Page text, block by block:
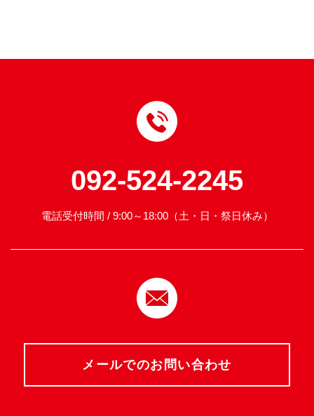
092-524-2245
電話受付時間 / 9:00～18:00（土・日・祭日休み）
メールでのお問い合わせ